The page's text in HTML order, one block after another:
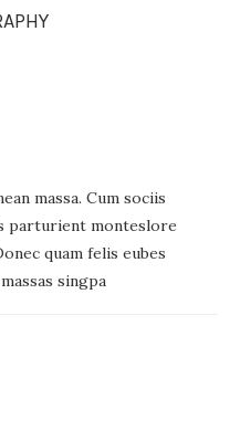
massa. Cum sociis
parturient monteslore
quam felis eubes
singpa